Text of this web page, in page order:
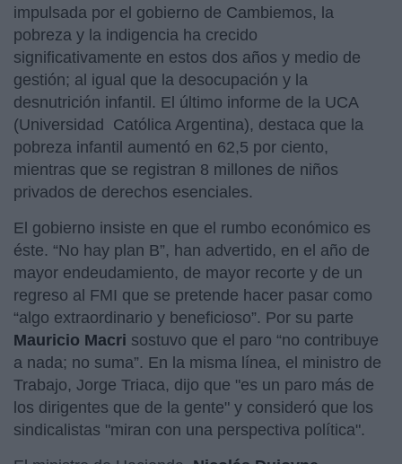
impulsada por el gobierno de Cambiemos, la
pobreza y la indigencia ha crecido
significativamente en estos dos años y medio de
gestión; al igual que la desocupación y la
desnutrición infantil. El último informe de la UCA
(Universidad Católica Argentina), destaca que la
pobreza infantil aumentó en 62,5 por ciento,
mientras que se registran 8 millones de niños
privados de derechos esenciales.
El gobierno insiste en que el rumbo económico es
éste. “No hay plan B”, han advertido, en el año de
mayor endeudamiento, de mayor recorte y de un
regreso al FMI que se pretende hacer pasar como
“algo extraordinario y beneficioso”. Por su parte
Mauricio Macri sostuvo que el paro “no contribuye
a nada; no suma”. En la misma línea, el ministro de
Trabajo, Jorge Triaca, dijo que "es un paro más de
los dirigentes que de la gente" y consideró que los
sindicalistas "miran con una perspectiva política".